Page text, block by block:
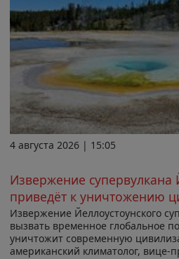
4 августа 2026 | 15:05
Извержение супервулкана
приведёт к уничтожению
Извержение Йеллоустоунского
вызвать временное глобальное
уничтожит современную
американский климатолог, вице-